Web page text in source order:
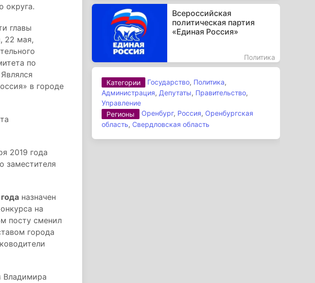
округа.
главы
22 мая,
по
в городе
2019 года
заместителя
назначен
на
посту сменил
города
Владимира
Всероссийская
политическая партия
«Единая Россия»
Политика
Категории Государство, Политика,
Администрация, Депутаты, Правительство,
Управление
Регионы
Оренбург, Россия, Оренбургская
область, Свердловская область